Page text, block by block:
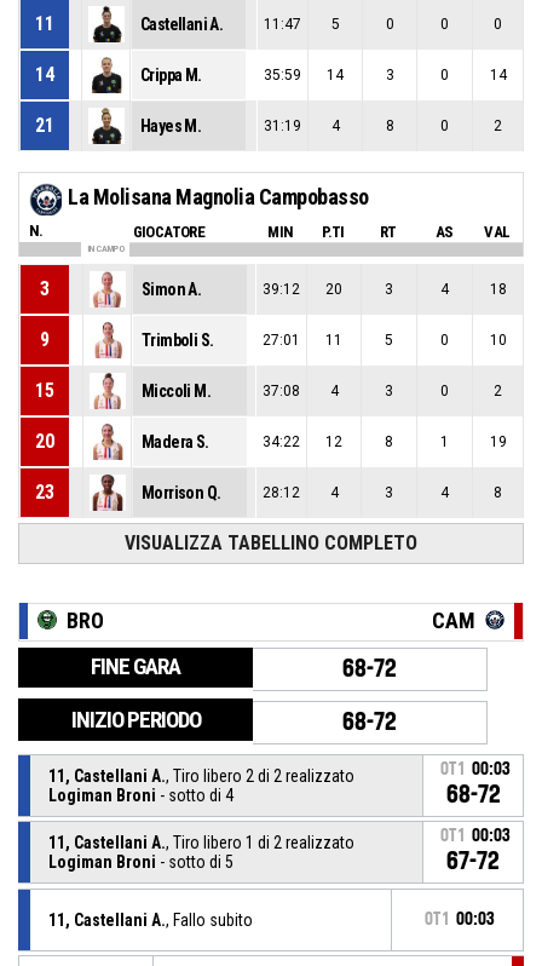
11 Castellani A. 11:47 5 0 0 0
14 Crippa M. 35:59 14 3 0 14
21 Hayes M. 31:19 4 8 0 2
La Molisana Magnolia Campobasso
N. GIOCATORE MIN P.TI RT AS VAL
IN CAMPO
3 Simon A. 39:12 20 3 4 18
9 Trimboli S. 27:01 11 5 0 10
15 Miccoli M. 37:08 4 3 0 2
20 Madera S. 34:22 12 8 1 19
23 Morrison Q. 28:12 4 3 4 8
VISUALIZZA TABELLINO COMPLETO
BRO CAM
FINE GARA 68-72
INIZIO PERIODO 68-72
11, Castellani A., Tiro libero 2 di 2 realizzato
Logiman Broni - sotto di 4
OT1 00:03
68-72
11, Castellani A., Tiro libero 1 di 2 realizzato
Logiman Broni - sotto di 5
OT1 00:03
67-72
11, Castellani A., Fallo subito OT1 00:03